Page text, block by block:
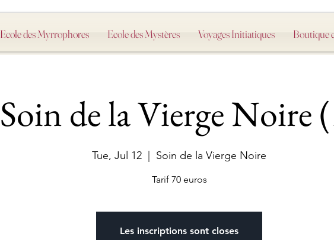
Ecole des Myrrophores Ecole des Mystères Voyages Initiatiques Boutique
Soin de la Vierge Noire
Tue, Jul 12 Soin de la Vierge Noire
Tarif 70 euros
Les inscriptions sont closes